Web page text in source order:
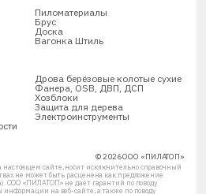
Пиломатериалы
Брус
Доска
Вагонка Штиль
Дрова берёзовые колотые сухие
Фанера, OSB, ДВП, ДСП
Хозблоки
Защита для дерева
Электроинструменты
© 2026 ООО «ПИЛАТОП»
сайте, носит исключительно справочный
не может быть расценена как предложение
ООО «ПИЛАТОП» не дает гарантий по поводу
информации на веб-сайте, а также по поводу